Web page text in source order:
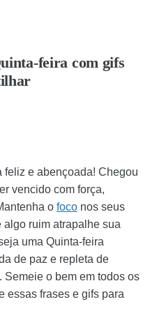
feira com gifs
feliz e abençoada! Chegou
vencido com força,
o foco nos seus
ruim atrapalhe sua
uma Quinta-feira
de paz e repleta de
Semeie o bem em todos os
essas frases e gifs para